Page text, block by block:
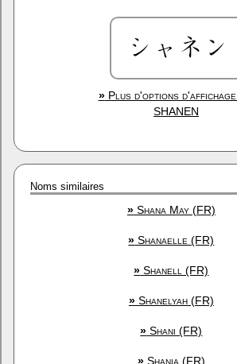
»Plus d'options
SHANEN
Noms similaires
»Shana May (FR)
» Shanaelle (FR)
» Shanell (FR)
»Shanelyah (FR)
» Shani (FR)
»Shania (FR)